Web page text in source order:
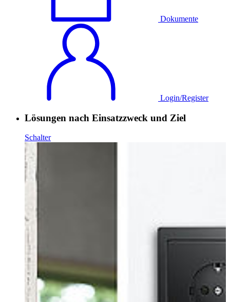
Dokumente
Login/Register
Lösungen nach Einsatzzweck und Ziel
Schalter